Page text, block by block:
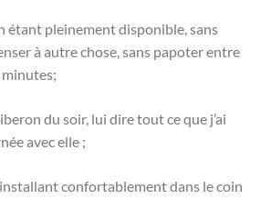
étant pleinement disponible, sans
à autre chose, sans papoter entre
du soir, lui dire tout ce que j’ai
avec elle ;
confortablement dans le coin